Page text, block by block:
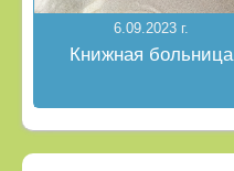
6.09.2023 г.
Книжная больница